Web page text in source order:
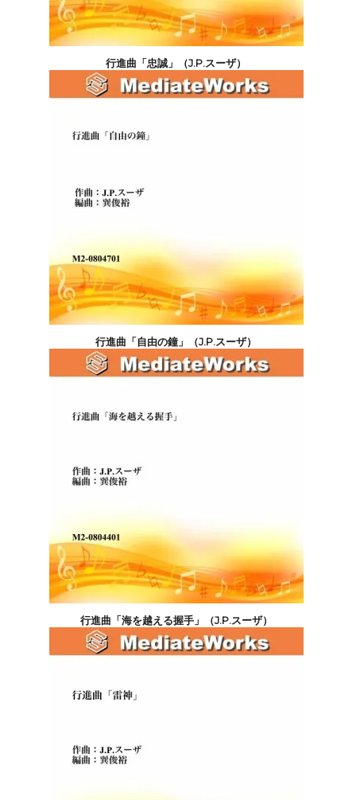
行進曲「忠誠」（J.P.スーザ）
5,500円(税込)
行進曲「自由の鐘」（J.P.スーザ）
5,500円(税込)
行進曲「海を越える握手」（J.P.スーザ）
5,500円(税込)